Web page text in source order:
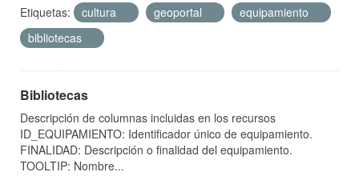
Etiquetas:
cultura geoportal
equipamiento
bibliotecas
Bibliotecas
Descripción de columnas incluidas en los recursos
ID_EQUIPAMIENTO: Identificador único de equipamiento.
FINALIDAD: Descripción o finalidad del equipamiento.
TOOLTIP: Nombre...